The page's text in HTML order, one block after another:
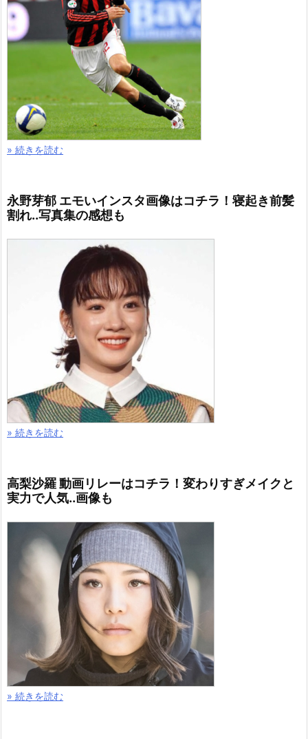
» 続きを読む
永野芽郁 エモいインスタ画像はコチラ！寝起き前髪
割れ..写真集の感想も
» 続きを読む
高梨沙羅 動画リレーはコチラ！変わりすぎメイクと
実力で人気..画像も
» 続きを読む